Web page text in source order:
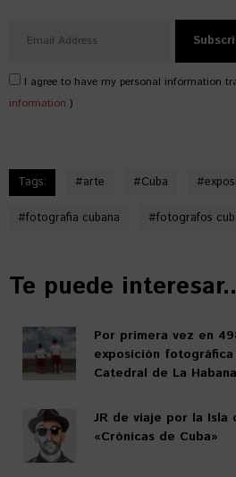
I agree to have my personal information
information )
Tags: #arte #Cuba #
#fotografia cubana #fotografos
Te puede
Por primera vez en
exposición
Catedral de La Habana
JR de viaje por la Isla
«Crónicas de Cuba»